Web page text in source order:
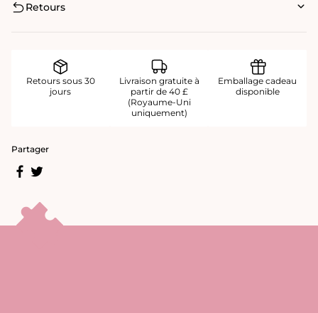
Retours
Retours sous 30
jours
Livraison gratuite à
partir de 40 £
(Royaume-Uni
uniquement)
Emballage cadeau
disponible
Partager